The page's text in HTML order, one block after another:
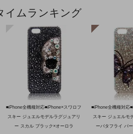
イムランキング
■iPhone全機種対応■iPhone×スワロフ
スキー ジュエルモデルラグジュアリ
ー スカル ブラック×オーロラ
■iPhone全機種対応
スキー ジュエルモ
ーバタフライ パ